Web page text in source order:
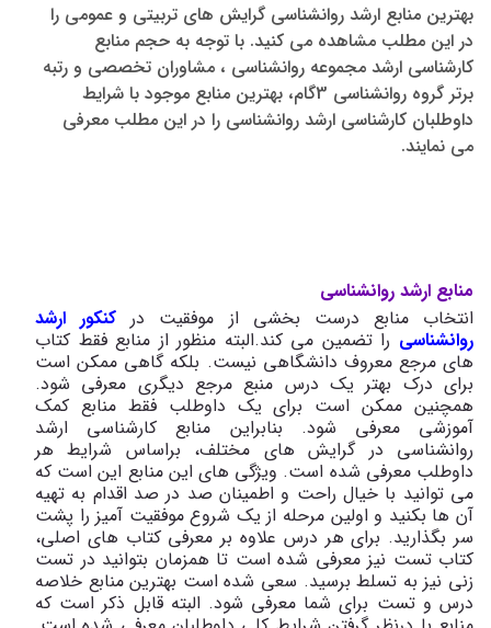
بهترین منابع ارشد روانشناسی گرایش های تربیتی و عمومی را
در این مطلب مشاهده می کنید. با توجه به حجم منابع
کارشناسی ارشد مجموعه روانشناسی ، مشاوران تخصصی و رتبه
برتر گروه روانشناسی 3گام، بهترین منابع موجود با شرایط
داوطلبان کارشناسی ارشد روانشناسی را در این مطلب معرفی
می نمایند.
منابع ارشد روانشناسی
انتخاب منابع درست بخشی از موفقیت در کنکور ارشد
روانشناسی را تضمین می کند.البته منظور از منابع فقط کتاب
های مرجع معروف دانشگاهی نیست. بلکه گاهی ممکن است
برای درک بهتر یک درس منبع مرجع دیگری معرفی شود.
همچنین ممکن است برای یک داوطلب فقط منابع کمک
آموزشی معرفی شود. بنابراین منابع کارشناسی ارشد
روانشناسی در گرایش های مختلف، براساس شرایط هر
داوطلب معرفی شده است. ویژگی های این منابع این است که
می توانید با خیال راحت و اطمینان صد در صد اقدام به تهیه
آن ها بکنید و اولین مرحله از یک شروع موفقیت آمیز را پشت
سر بگذارید. برای هر درس علاوه بر معرفی کتاب های اصلی،
کتاب تست نیز معرفی شده است تا همزمان بتوانید در تست
زنی نیز به تسلط برسید. سعی شده است بهترین منابع خلاصه
درس و تست برای شما معرفی شود. البته قابل ذکر است که